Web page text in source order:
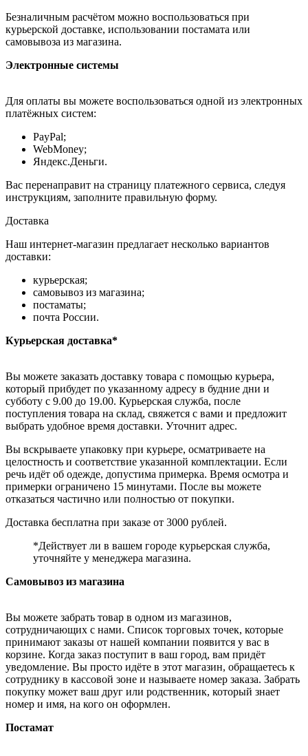
Безналичным расчётом можно воспользоваться при
курьерской доставке, использовании постамата или
самовывоза из магазина.
Электронные системы
Для оплаты вы можете воспользоваться одной из электронных
платёжных систем:
PayPal;
WebMoney;
Яндекс.Деньги.
Вас перенаправит на страницу платежного сервиса, следуя
инструкциям, заполните правильную форму.
Доставка
Наш интернет-магазин предлагает несколько вариантов
доставки:
курьерская;
самовывоз из магазина;
постаматы;
почта России.
Курьерская доставка*
Вы можете заказать доставку товара с помощью курьера,
который прибудет по указанному адресу в будние дни и
субботу с 9.00 до 19.00. Курьерская служба, после
поступления товара на склад, свяжется с вами и предложит
выбрать удобное время доставки. Уточнит адрес.
Вы вскрываете упаковку при курьере, осматриваете на
целостность и соответствие указанной комплектации. Если
речь идёт об одежде, допустима примерка. Время осмотра и
примерки ограничено 15 минутами. После вы можете
отказаться частично или полностью от покупки.
Доставка бесплатна при заказе от 3000 рублей.
*Действует ли в вашем городе курьерская служба,
уточняйте у менеджера магазина.
Самовывоз из магазина
Вы можете забрать товар в одном из магазинов,
сотрудничающих с нами. Список торговых точек, которые
принимают заказы от нашей компании появится у вас в
корзине. Когда заказ поступит в ваш город, вам придёт
уведомление. Вы просто идёте в этот магазин, обращаетесь к
сотруднику в кассовой зоне и называете номер заказа. Забрать
покупку может ваш друг или родственник, который знает
номер и имя, на кого он оформлен.
Постамат